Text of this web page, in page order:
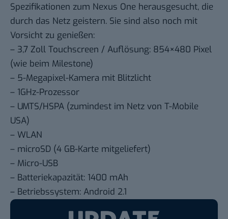
Spezifikationen zum Nexus One herausgesucht, die
durch das Netz geistern. Sie sind also noch mit
Vorsicht zu genießen:
– 3,7 Zoll Touchscreen / Auflösung: 854×480 Pixel
(wie beim Milestone)
– 5-Megapixel-Kamera mit Blitzlicht
– 1GHz-Prozessor
– UMTS/HSPA (zumindest im Netz von T-Mobile
USA)
– WLAN
– microSD (4 GB-Karte mitgeliefert)
– Micro-USB
– Batteriekapazität: 1400 mAh
– Betriebssystem: Android 2.1